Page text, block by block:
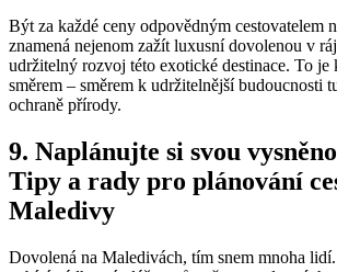
Být za každé​ ceny odpovědným cestovatelem
znamená⁢ nejenom⁢ zažít luxusní dovolenou v
udržitelný rozvoj této exotické destinace.​ To je
směrem – směrem k udržitelnější budoucnosti
ochraně přírody.
9. Naplánujte si svou
Tipy a rady pro plánování
Maledivy
Dovolená na Maledivách,‍ tím snem mnoha